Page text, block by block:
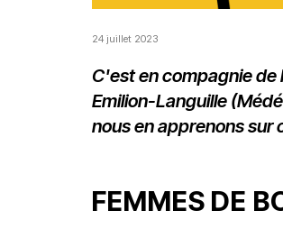
24 juillet 2023
C'est en compagnie
Emilion-Languille
nous en apprenons sur
FEMMES DE